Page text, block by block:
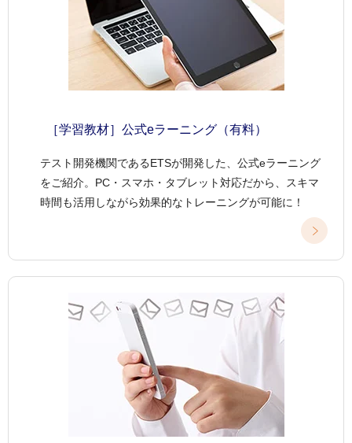
［学習教材］公式eラーニング（有料）
テスト開発機関であるETSが開発した、公式eラーニング
をご紹介。PC・スマホ・タブレット対応だから、スキマ
時間も活用しながら効果的なトレーニングが可能に！